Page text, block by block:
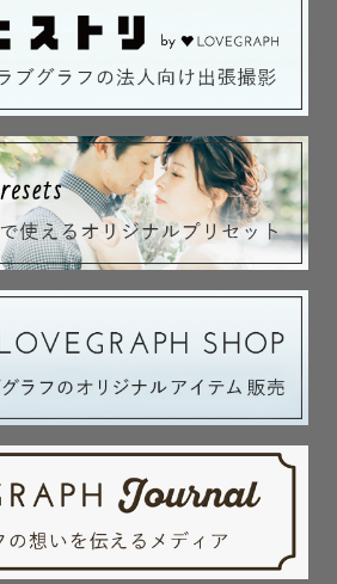
があるリピーターの方
はまる方は、
名料免除希望】を添えてメッセージ
除となりますので、
にするようなことはおやめくださ
場合があります。
LINE」にてお問い合わせください。
たけ▫️